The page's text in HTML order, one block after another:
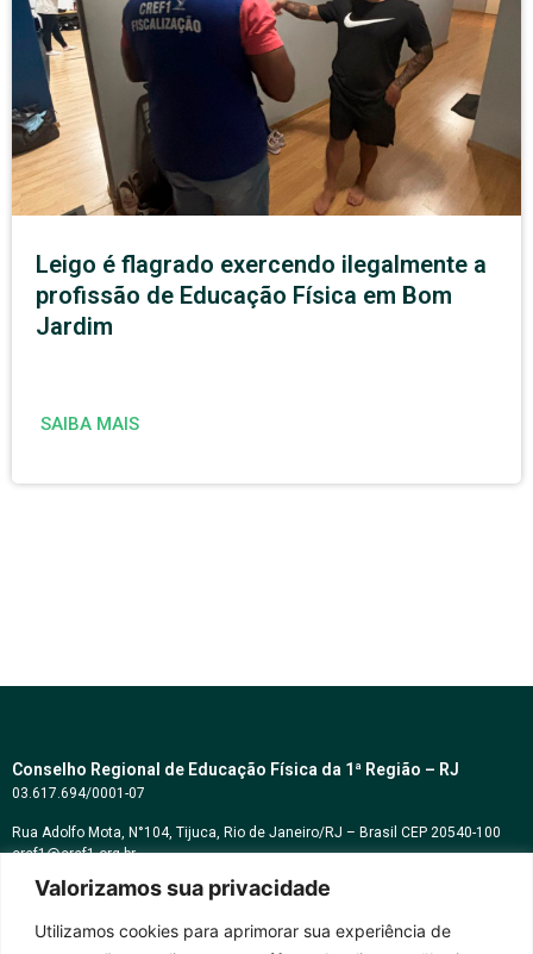
Valorizamos sua privacidade
Utilizamos cookies para aprimorar sua experiência de
Leigo é flagrado exercendo ilegalmente a
profissão de Educação Física em Bom
Jardim
SAIBA MAIS
Conselho Regional de Educação Física da 1ª Região – RJ
03.617.694/0001-07
Rua Adolfo Mota, N°104, Tijuca, Rio de Janeiro/RJ – Brasil CEP 20540-100
cref1@cref1.org.br
Assessoria de comunicação: